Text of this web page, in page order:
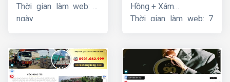
Thời gian làm web: 7
ngày
Hồng + Xám
Thời gian làm web: 7